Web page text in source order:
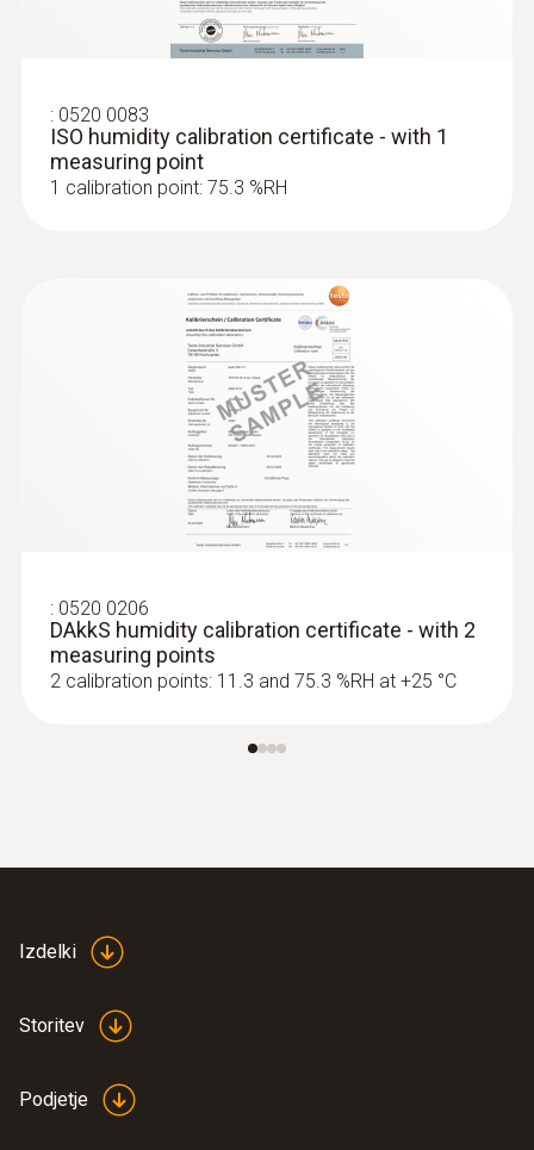
: 0520 0083
ISO humidity calibration certificate - with 1
measuring point
1 calibration point: 75.3 %RH
: 0520 0206
DAkkS humidity calibration certificate - with 2
measuring points
2 calibration points: 11.3 and 75.3 %RH at +25 °C
Izdelki
Storitev
Podjetje